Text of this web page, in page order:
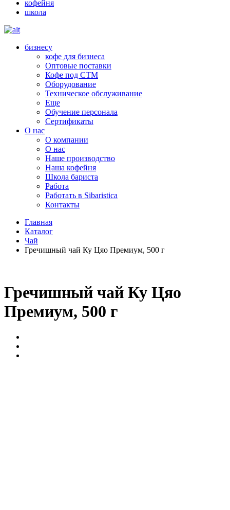
кофейня
школа
бизнесу
кофе для бизнеса
Оптовые поставки
Кофе под СТМ
Оборудование
Техническое обслуживание
Еще
Обучение персонала
Сертификаты
О нас
O компании
О нас
Наше производство
Наша кофейня
Школа бариста
Работа
Работать в Sibaristica
Контакты
Главная
Каталог
Чай
Гречишный чай Ку Цяо Премиум, 500 г
Гречишный чай Ку Цяо
Премиум, 500 г